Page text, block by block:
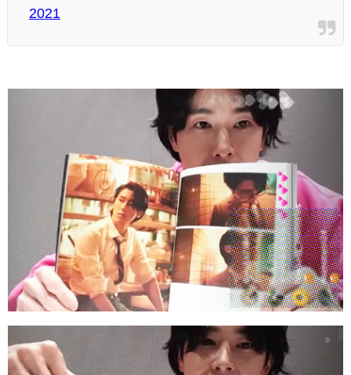
2021